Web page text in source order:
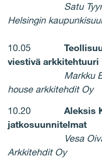
Satu
Helsingin
10.05
viestivä arkkitehtuuri
Markku
house arkkitehdit Oy
10.20 Aleksis
jatkosuunnitelmat
Vesa
Arkkitehdit Oy